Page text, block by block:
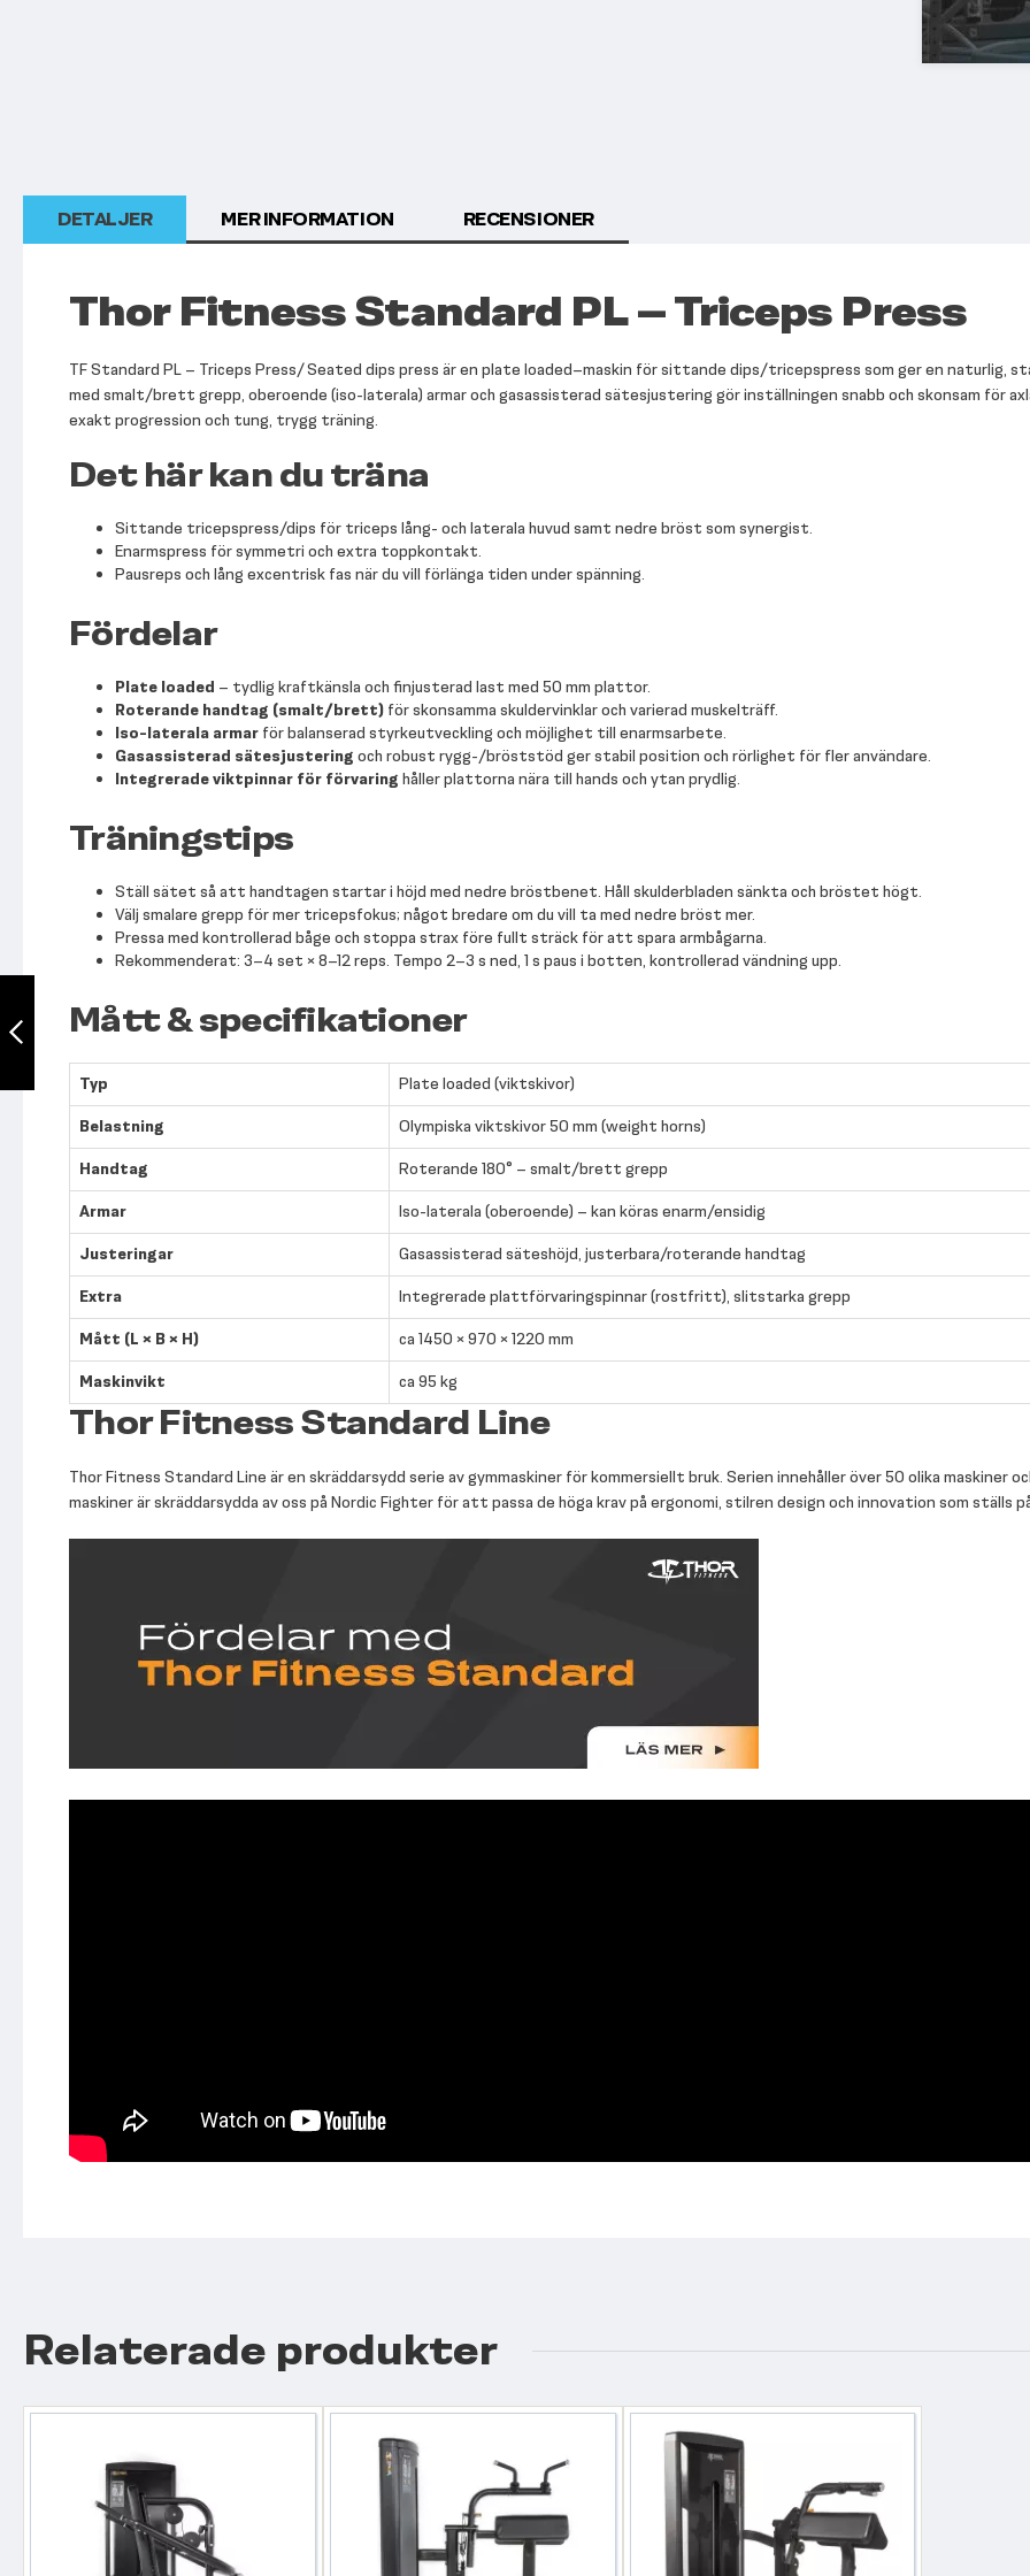
Station
Föregående
DETALJER
Thor Fitness Standard PL – Triceps Press
TF Standard PL – Triceps Press/ Seated dips press är en plate loaded–maskin för sittande dips/tricepspress som ger en naturlig,
med smalt/brett grepp, oberoende (iso-laterala) armar och gasassisterad sätesjustering gör inställningen snabb och skonsam för
exakt progression och tung, trygg träning.
Det här kan du träna
Sittande tricepspress/dips för triceps lång- och laterala huvud samt nedre bröst som synergist.
Enarmspress för symmetri och extra toppkontakt.
Pausreps och lång excentrisk fas när du vill förlänga tiden under spänning.
Fördelar
Plate loaded – tydlig kraftkänsla och finjusterad last med 50 mm plattor.
Roterande handtag (smalt/brett) för skonsamma skuldervinklar och varierad muskelträff.
Iso-laterala armar för balanserad styrkeutveckling och möjlighet till enarmsarbete.
Gasassisterad sätesjustering och robust rygg-/bröststöd ger stabil position och rörlighet för fler användare.
Integrerade viktpinnar för förvaring håller plattorna nära till hands och ytan prydlig.
Träningstips
Ställ sätet så att handtagen startar i höjd med nedre bröstbenet. Håll skulderbladen sänkta och bröstet högt.
Välj smalare grepp för mer tricepsfokus; något bredare om du vill ta med nedre bröst mer.
Pressa med kontrollerad båge och stoppa strax före fullt sträck för att spara armbågarna.
Rekommenderat: 3–4 set × 8–12 reps. Tempo 2–3 s ned, 1 s paus i botten, kontrollerad vändning upp.
Mått & specifikationer
Typ
Plate loaded (viktskivor)
Belastning
Olympiska viktskivor 50 mm (weight horns)
Handtag
Roterande 180° – smalt/brett grepp
Armar
Iso-laterala (oberoende) – kan köras enarm/ensidig
Justeringar
Gasassisterad säteshöjd, justerbara/roterande handtag
Extra
Integrerade plattförvaringspinnar (rostfritt), slitstarka grepp
Mått (L × B × H)
ca 1450 × 970 × 1220 mm
Maskinvikt
ca 95 kg
Thor Fitness Standard Line
Thor Fitness Standard Line är en skräddarsydd serie av gymmaskiner för kommersiellt bruk. Serien innehåller över 50 olika maskiner
maskiner är skräddarsydda av oss på Nordic Fighter för att passa de höga krav på ergonomi, stilren design och innovation som ställs
MER INFORMATION RECENSIONER
Relaterade produkter